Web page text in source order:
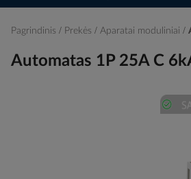
Pagrindinis Prekės Aparatai moduliniai
Automatas 1P 25A C